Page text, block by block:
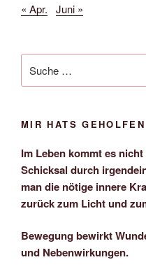
« Apr. Juni »
nach:
MIR HATS GEHOLFEN
Im Leben kommt es
Schicksal durch
man die nötige innere
zurück zum Licht und
Bewegung bewirkt
und Nebenwirkungen.